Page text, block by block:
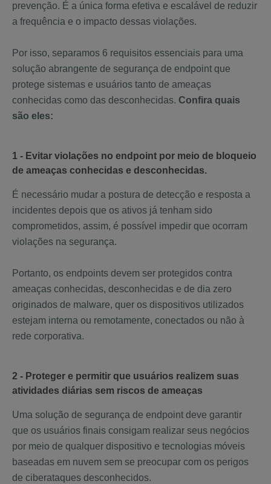
prevenção. É a única forma efetiva e escalável de reduzir
a frequência e o impacto dessas violações.
Por isso, separamos 6 requisitos essenciais para uma
solução abrangente de segurança de endpoint que
protege sistemas e usuários tanto de ameaças
conhecidas como das desconhecidas. Confira quais
são eles:
1 - Evitar violações no endpoint por meio de bloqueio
de ameaças conhecidas e desconhecidas.
É necessário mudar a postura de detecção e resposta a
incidentes depois que os ativos já tenham sido
comprometidos, assim, é possível impedir que ocorram
violações na segurança.
Portanto, os endpoints devem ser protegidos contra
ameaças conhecidas, desconhecidas e de dia zero
originados de malware, quer os dispositivos utilizados
estejam interna ou remotamente, conectados ou não à
rede corporativa.
2 - Proteger e permitir que usuários realizem suas
atividades diárias sem riscos de ameaças
Uma solução de segurança de endpoint deve garantir
que os usuários finais consigam realizar seus negócios
por meio de qualquer dispositivo e tecnologias móveis
baseadas em nuvem sem se preocupar com os perigos
de ciberataques desconhecidos.